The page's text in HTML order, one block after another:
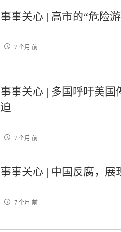
事事关心 | 高市的“危险
7 个月 前
事事关心 | 多国呼吁美国
迫
7 个月 前
事事关心 | 中国反腐，展
7 个月 前